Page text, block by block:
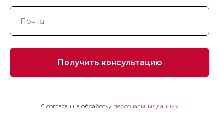
Получить консультацию
Я согласен на обработку персональных данных